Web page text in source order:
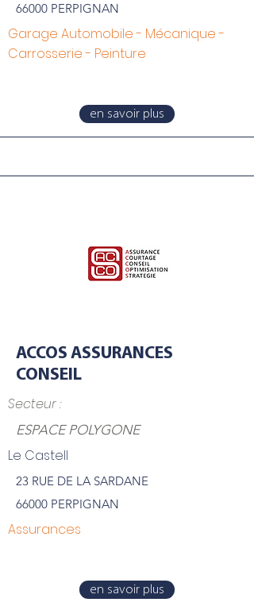
66000 PERPIGNAN
Garage Automobile - Mécanique -
Carrosserie - Peinture
en savoir plus
ACCOS ASSURANCES
CONSEIL
Secteur :
ESPACE POLYGONE
Le Castell
23 RUE DE LA SARDANE
66000 PERPIGNAN
Assurances
en savoir plus